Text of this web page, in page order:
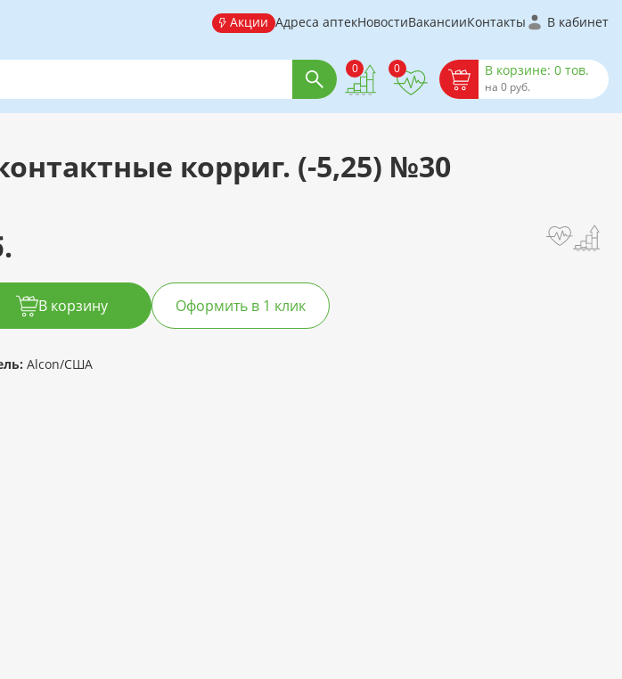
Акции Адреса аптекНовостиВакансииКонтакты В кабинет
0 0 В корзине: 0 тов.
на 0 руб.
корриг. (-5,25) №30
В корзину Оформить в 1 клик
Alcon/США